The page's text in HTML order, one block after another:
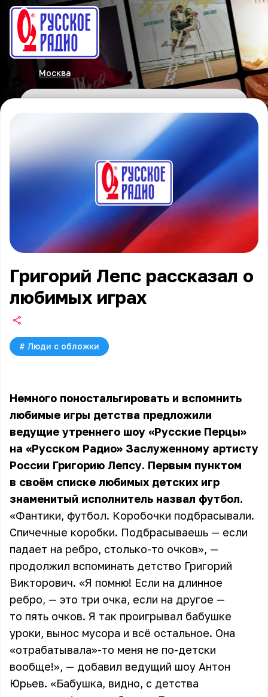
Москва
Григорий Лепс рассказал о
любимых играх
# Люди с обложки
Немного поностальгировать и вспомнить
любимые игры детства предложили
ведущие утреннего шоу «Русские Перцы»
на «Русском Радио» Заслуженному артисту
России Григорию Лепсу. Первым пунктом
в своём списке любимых детских игр
знаменитый исполнитель назвал футбол.
«Фантики, футбол. Коробочки подбрасывали.
Спичечные коробки. Подбрасываешь — если
падает на ребро, столько-то очков», —
продолжил вспоминать детство Григорий
Викторович. «Я помню! Если на длинное
ребро, — это три очка, если на другое —
то пять очков. Я так проигрывал бабушке
уроки, вынос мусора и всё остальное. Она
«отрабатывала»-то меня не по-детски
вообще!», — добавил ведущий шоу Антон
Юрьев. «Бабушка, видно, с детства